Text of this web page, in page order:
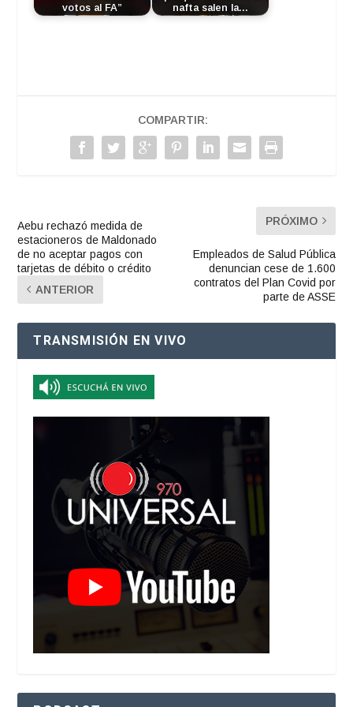
votos al FA”
nafta salen la…
COMPARTIR:
Aebu rechazó medida de
estacioneros de Maldonado
de no aceptar pagos con
tarjetas de débito o crédito
ANTERIOR
PRÓXIMO
Empleados de Salud Pública
denuncian cese de 1.600
contratos del Plan Covid por
parte de ASSE
TRANSMISIÓN EN VIVO